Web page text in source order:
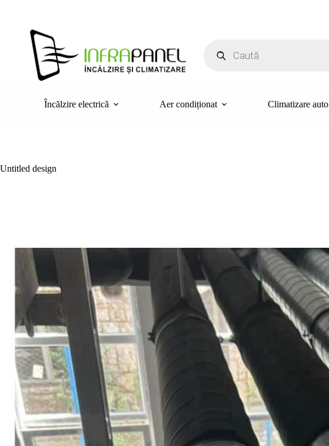
search
Încălzire electrică Aer condiționat Climatizare auto
Untitled design